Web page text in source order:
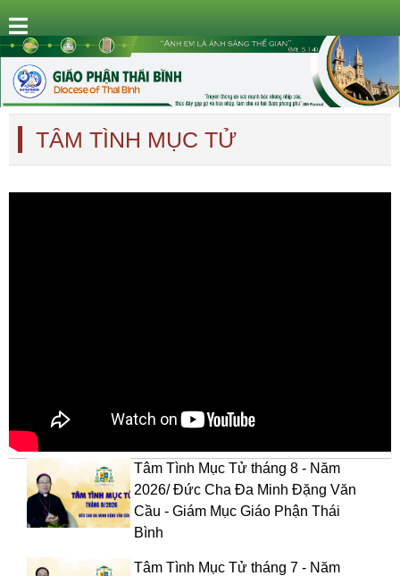
TÂM TÌNH MỤC TỬ
Tâm Tình Mục Tử tháng 8 - Năm
2026/ Đức Cha Đa Minh Đặng Văn
Cầu - Giám Mục Giáo Phận Thái
Bình
Tâm Tình Mục Tử tháng 7 - Năm